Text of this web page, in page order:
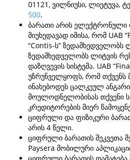
01121, ვილნიუსი, ლიეტუვა,
500.
ბარათი არის
მიუხედავად იმისა, რომ UAB
“Contis-ს” ზედამხედველობს
ზედამხედველობს ლიტვის
დაზღვევის სისტემა. UAB
უზრუნველყოფს, რომ თქვენს
ინახებოდეს ცალკეულ
მოულოდნელობისას თქვენი
კრედიტორების მიერ
ციფრული და ფიზიკური
არის 4 წელი.
ციფრული ბარათის შეკვეთა
Paysera მობილური